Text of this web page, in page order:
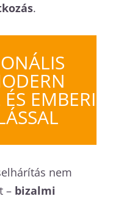
.
EMBERI
nem
– bizalmi